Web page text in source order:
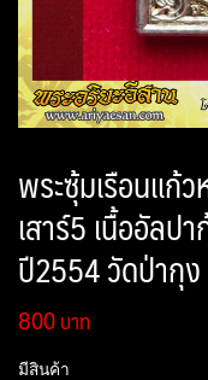
พระซุ้มเรือนแก้
เสาร์5 เนื้ออัลป
ปี2554 วัดป่ากุง
800
มีสินค้า